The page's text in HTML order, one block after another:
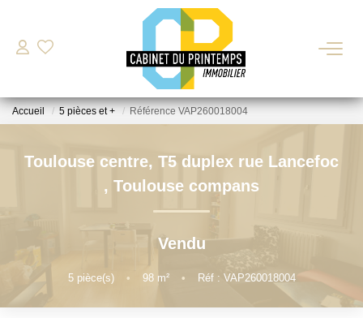
VENTE
Nos Biens Disponibles
Déposer Ma Candidature Pour Une Location
ESTIMATION
Accueil 5 pièces et + Référence VAP260018004
Toulouse centre, T5 duplex rue Lancefoc
, Toulouse compans
Vendu
5pièce(s) • 98m² • Réf : VAP260018004